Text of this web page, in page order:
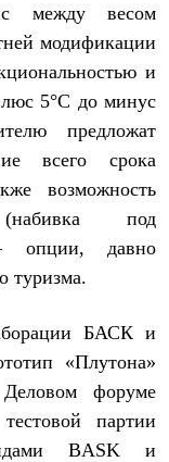
между весом
модификации
и
5°С до минус
предложат
всего срока
возможность
под
– опции, давно
туризма.
БАСК и
«Плутона»
Деловом форуме
партии
BASK и